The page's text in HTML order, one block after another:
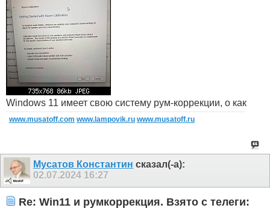
Windows 11 имеет свою систему рум-коррекции, о как
www.musatoff.com www.lampovik.ru www.musatoff.ru
Мусатов Константин сказал(-а):
02.07.2024 16:27
Re: Win11 и румкоррекция. Взято с телеги: